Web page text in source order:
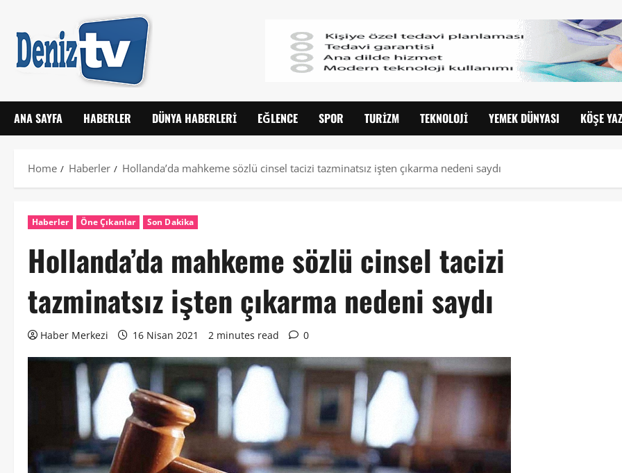
ANA SAYFA HABERLER DÜNYA HABERLERI EĞLENCE SPOR TURIZM TEKNOLOJI YEMEK DÜNYASI KÖŞE
Home Haberler Hollanda’da mahkeme sözlü cinsel tacizi tazminatsız işten çıkarma nedeni saydı
Haberler Öne Çıkanlar Son Dakika
Hollanda’da mahkeme sözlü cinsel tacizi
tazminatsız işten çıkarma nedeni saydı
Haber Merkezi 16 Nisan 2021 2 minutes read 0